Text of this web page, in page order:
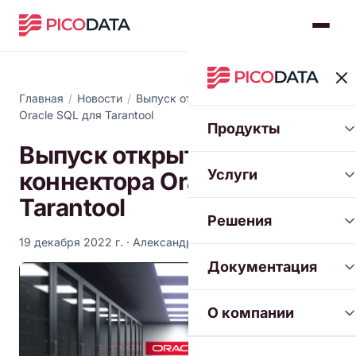
Продукты
Услуги
Решения
Документация
О компании
Главная / Новости / Выпуск открытого коннектора
Oracle SQL для Tarantool
Выпуск открытого
коннектора Oracle SQL для
Tarantool
19 декабря 2022 г. · Александр Толстой